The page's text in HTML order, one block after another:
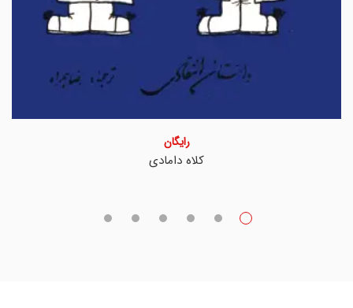
کلاه دامادی
رایگان